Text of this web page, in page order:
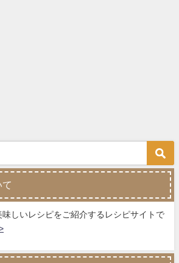
て
しいレシピをご紹介するレシピサイトで